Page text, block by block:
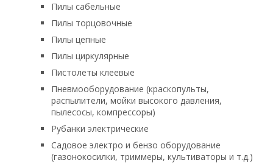
Пилы сабельные
Пилы торцовочные
Пилы цепные
Пилы циркулярные
Пистолеты клеевые
Пневмооборудование (краскопульты,
распылители, мойки высокого давления,
пылесосы, компрессоры)
Рубанки электрические
Садовое электро и бензо оборудование
(газонокосилки, триммеры, культиваторы и т.д.)